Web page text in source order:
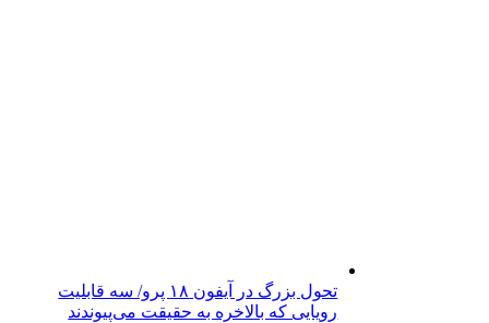
تحول بزرگ در آیفون ۱۸ پرو/ سه قابلیت
رویایی که بالاخره به حقیقت می‌پیوندند